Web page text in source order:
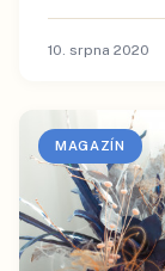
10. srpna 2020
MAGAZÍN